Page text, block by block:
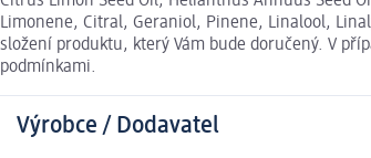
Limonene, Citral, Geraniol, Pinene, Linalool,
složení produktu, který Vám bude doručený. V
podmínkami.
Výrobce / Dodavatel